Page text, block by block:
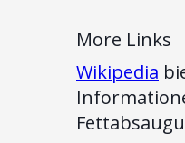
More Links
Wikipedia